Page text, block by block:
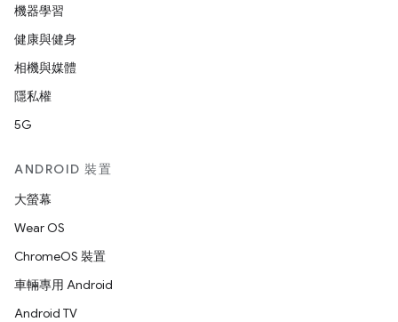
機器學習
健康與健身
相機與媒體
隱私權
5G
ANDROID 裝置
大螢幕
Wear OS
ChromeOS 裝置
車輛專用 Android
Android TV